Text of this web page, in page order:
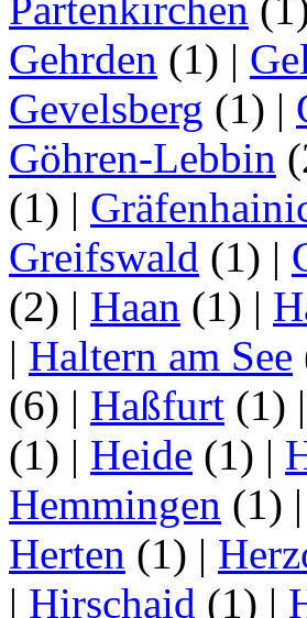
Gehrden (1) |
Gevelsberg (1) |
Göhren-Lebbin
(1) |
Greifswald (1) |
(2) | Haan (1) |
| Haltern am See
(6) | Haßfurt (1) |
(1) | Heide (1) |
Hemmingen (1) |
Herten (1) |
| Hirschaid (1) |